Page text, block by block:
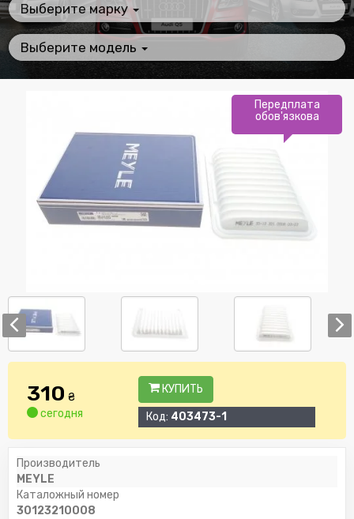
Выберите марку
Выберите модель
Передплата
обов'язкова
310 ₴
сегодня
КУПИТЬ
Код: 403473-1
Производитель
MEYLE
Каталожный номер
30123210008